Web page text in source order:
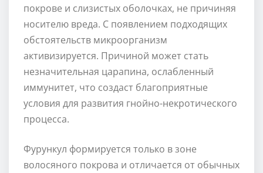
покрове и слизистых оболочках, не причиняя
носителю вреда. С появлением подходящих
обстоятельств микроорганизм
активизируется. Причиной может стать
незначительная царапина, ослабленный
иммунитет, что создаст благоприятные
условия для развития гнойно-некротического
процесса.
Фурункул формируется только в зоне
волосяного покрова и отличается от обычных